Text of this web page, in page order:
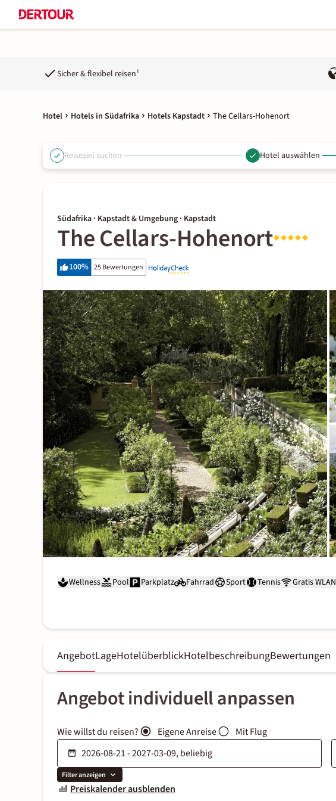
Sicher & flexibel reisen¹
Hotel Hotels in Südafrika Hotels Kapstadt The Cellars-Hohenort
Reiseziel suchen Hotel auswählen
Südafrika · Kapstadt & Umgebung · Kapstadt
The Cellars-Hohenort
100% 25 Bewertungen
Wellness Pool Parkplatz Fahrrad Sport Tennis Gratis WLAN
AngebotLageHotelüberblickHotelbeschreibungBewertungen
Angebot individuell anpassen
Wie willst du reisen? Eigene Anreise Mit Flug
Filter anzeigen
Preiskalender ausblenden